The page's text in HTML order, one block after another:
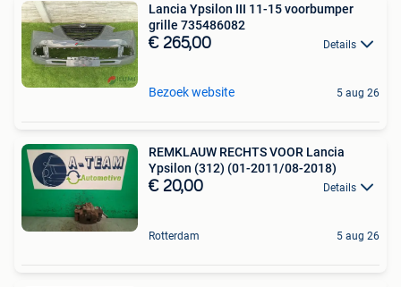
Lancia Ypsilon III 11-15 voorbumper
grille 735486082
€ 265,00 Details
Bezoek website 5 aug 26
REMKLAUW RECHTS VOOR Lancia
Ypsilon (312) (01-2011/08-2018)
€ 20,00 Details
Rotterdam 5 aug 26